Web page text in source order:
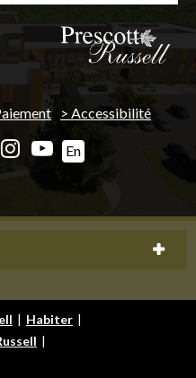
Accessibilité
En
| Habiter |
|